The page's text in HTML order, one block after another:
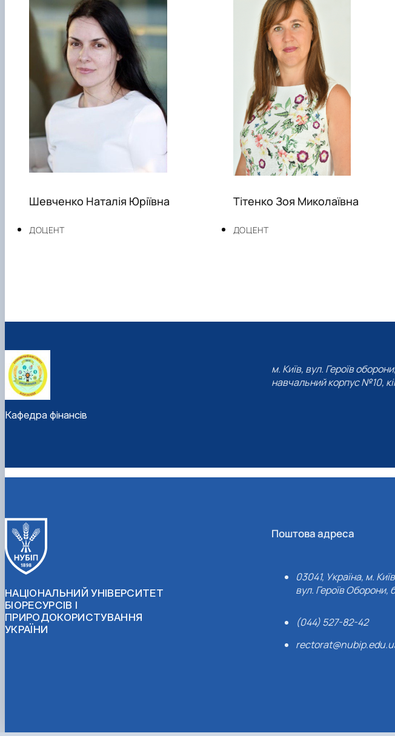
ДОЦЕНТ
Шевченко Наталія Юріївна
ДОЦЕНТ
Тітенко Зоя Миколаївна
Кафедра фінансів
м. Київ, вул. Героїв оборони,
навчальний корпус №10,
НАЦІОНАЛЬНИЙ УНІВЕРСИТЕТ
БІОРЕСУРСІВ І
ПРИРОДОКОРИСТУВАННЯ
УКРАЇНИ
Поштова адреса
03041, Україна, м.
вул. Героїв Оборони,
(044) 527-82-42